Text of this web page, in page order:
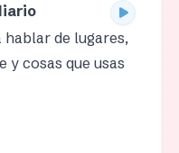
de lugares,
y cosas que usas